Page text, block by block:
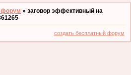
»заговор эффективный на
создать бесплатный форум